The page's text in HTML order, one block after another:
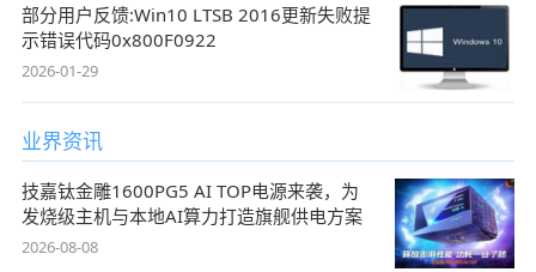
部分用户反馈:Win10 LTSB 2016更新失败提
示错误代码0x800F0922
2026-01-29
业界资讯
技嘉钛金雕1600PG5 AI TOP电源来袭，为
发烧级主机与本地AI算力打造旗舰供电方案
2026-08-08